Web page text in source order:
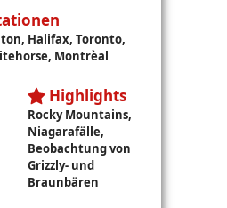
Halifax, Toronto,
Montrèal
Highlights
Rocky Mountains,
Niagarafälle,
Beobachtung von
Grizzly- und
Braunbären